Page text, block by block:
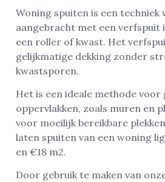
Woning spuiten is een
aangebracht met een verfspuit
een roller of kwast. Het
gelijkmatige dekking zonder
kwastsporen.
Het is een ideale methode
oppervlakken, zoals muren en
voor moeilijk bereikbare
laten spuiten van een woning
en €18 m2.
Door gebruik te maken van